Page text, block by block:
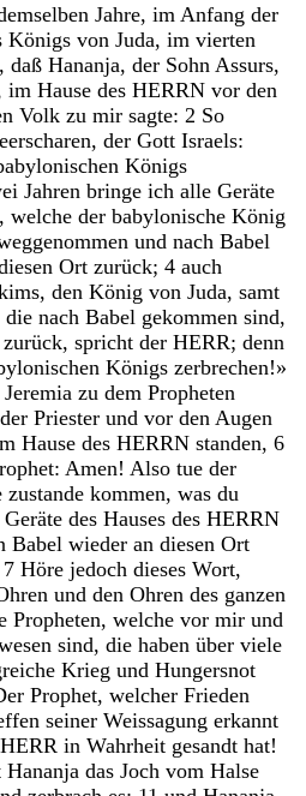
Jahre, im Anfang der
Königs von Juda, im vierten
, daß Hananja, der Sohn Assurs,
im Hause des HERRN vor den
Volk zu mir sagte: 2 So
, der Gott Israels:
Königs
Jahren bringe ich alle Geräte
, welche der babylonische König
und nach Babel
Ort zurück; 4 auch
, den König von Juda, samt
die nach Babel gekommen sind,
zurück, spricht der HERR; denn
Königs zerbrechen!»
Jeremia zu dem Propheten
der Priester und vor den Augen
Hause des HERRN standen, 6
: Amen! Also tue der
zustande kommen, was du
Geräte des Hauses des HERRN
Babel wieder an diesen Ort
7 Höre jedoch dieses Wort,
und den Ohren des ganzen
Propheten, welche vor mir und
sind, die haben über viele
Krieg und Hungersnot
Prophet, welcher Frieden
seiner Weissagung erkannt
HERR in Wahrheit gesandt hat!
Hananja das Joch vom Halse